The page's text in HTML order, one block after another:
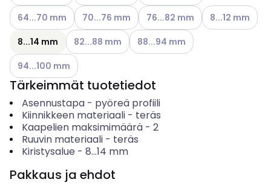
Katso käytettävissä olevat vaihtoehdot
64...70 mm Katso käytettävissä olevat vaihtoehdot
70...76 mm Katso käytettävissä olevat
76...82 mm Katso
8...12 mm
8...14 mm
Katso käytettävissä olevat vaihtoehdot
82...88 mm Katso käytettävissä olevat
88...94 mm
Katso käytettävissä olevat vaihtoehdot
94...100 mm
Tärkeimmät tuotetiedot
Asennustapa- pyöreä profiili
Kiinnikkeen materiaali- teräs
Kaapelien maksimimäärä- 2
Ruuvin materiaali- teräs
Kiristysalue - 8...14 mm
Pakkaus ja ehdot